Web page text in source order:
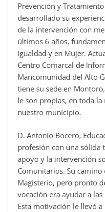
Prevención y
desarrollado su
de la intervención con
últimos 6 años,
Igualdad y en Mujer.
Centro Comarcal de
Mancomunidad del Alto
tiene su sede en
le son propias, en toda
nuestro municipio.
D. Antonio Bocero,
profesión con una sólida
apoyo y la intervención
Comunitarios. Su
Magisterio, pero pronto
vocación era ayudar a
Esta motivación le llevó